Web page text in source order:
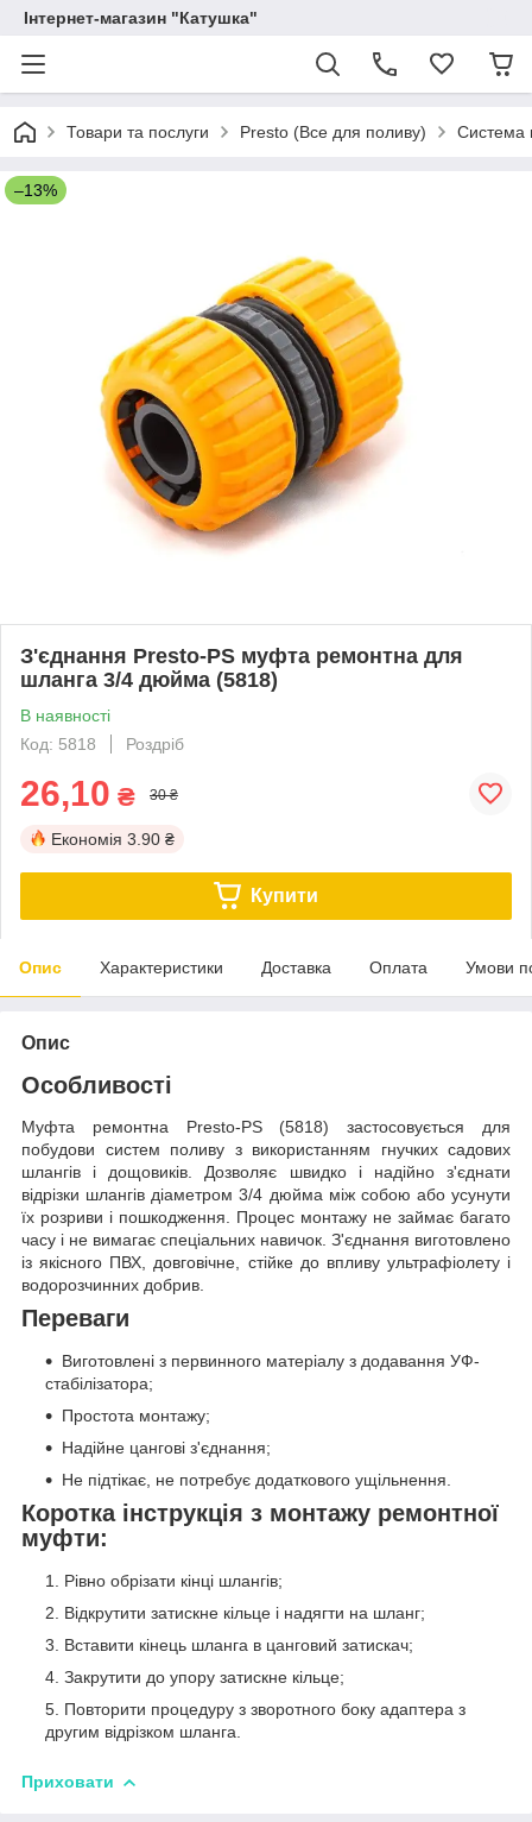
Інтернет-магазин "Катушка"
Товари та послуги Presto (Все для поливу) Система
–13%
З'єднання Presto-PS муфта ремонтна для
шланга 3/4 дюйма (5818)
В наявності
Код: 5818
Роздріб
26,10 ₴ 30 ₴
Економія 3.90 ₴
Купити
Опис Характеристики Доставка Оплата Умови
Опис
Особливості
Муфта ремонтна Presto-PS (5818) застосовується для
побудови систем поливу з використанням гнучких садових
шлангів і дощовиків. Дозволяє швидко і надійно з'єднати
відрізки шлангів діаметром 3/4 дюйма між собою або усунути
їх розриви і пошкодження. Процес монтажу не займає багато
часу і не вимагає спеціальних навичок. З'єднання виготовлено
із якісного ПВХ, довговічне, стійке до впливу ультрафіолету і
водорозчинних добрив.
Переваги
Виготовлені з первинного матеріалу з додавання УФ-
стабілізатора;
Простота монтажу;
Надійне цангові з'єднання;
Не підтікає, не потребує додаткового ущільнення.
Коротка інструкція з монтажу ремонтної
муфти:
Рівно обрізати кінці шлангів;
Відкрутити затискне кільце і надягти на шланг;
Вставити кінець шланга в цанговий затискач;
Закрутити до упору затискне кільце;
Повторити процедуру з зворотного боку адаптера з
другим відрізком шланга.
Приховати